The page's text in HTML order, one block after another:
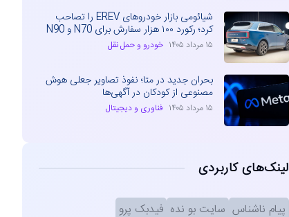
شیائومی بازار خودروهای EREV را تصاحب
کرد؛ رکورد ۱۰۰ هزار سفارش برای N70 و N90
۱۵ مرداد ۱۴۰۵ خودرو و حمل نقل
بحران جدید در متا؛ نفوذ تصاویر جعلی هوش
مصنوعی از کودکان در آگهی‌ها
۱۵ مرداد ۱۴۰۵ فناوری و دیجیتال
لینک‌های کاربردی
پیام ناشناس سایت بو نده فیدبک پرو